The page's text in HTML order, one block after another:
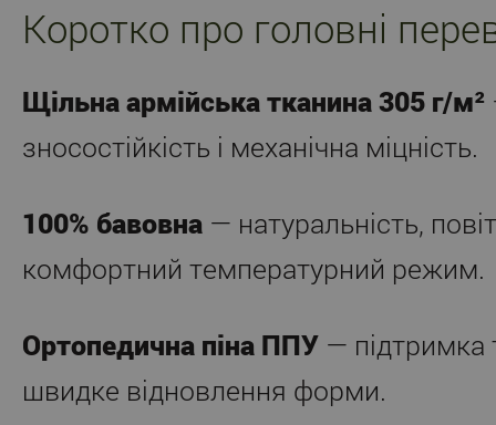
Коротко про головні
Щільна армійська тканина 305 г/м²
зносостійкість і механічна міцність.
100% бавовна — натуральність,
комфортний температурний режим.
Ортопедична піна ППУ — підтримка
швидке відновлення форми.